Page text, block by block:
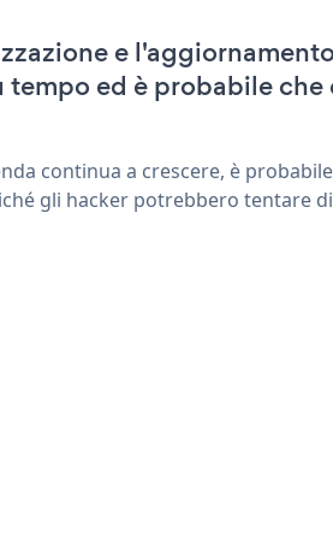
e
ed è probabile che
continua a crescere, è
gli hacker potrebbero tentare